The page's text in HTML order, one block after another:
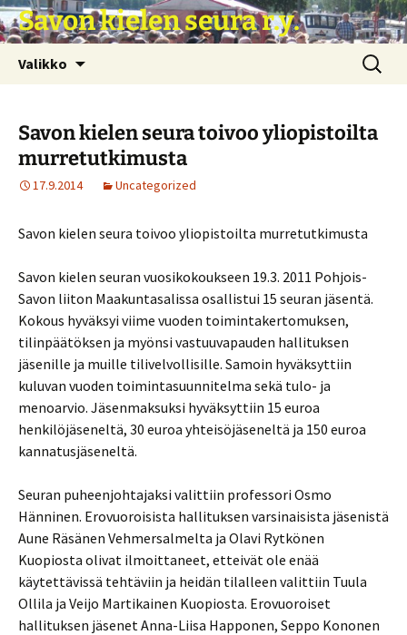
Siirry
sisältöön
Savon kielen seura r.y.
Valikko Haku:
Savon kielen seura toivoo yliopistoilta
murretutkimusta
17.9.2014 Uncategorized
Savon kielen seura toivoo yliopistoilta murretutkimusta
Savon kielen seuran vuosikokoukseen 19.3. 2011 Pohjois-
Savon liiton Maakuntasalissa osallistui 15 seuran jäsentä.
Kokous hyväksyi viime vuoden toimintakertomuksen,
tilinpäätöksen ja myönsi vastuuvapauden hallituksen
jäsenille ja muille tilivelvollisille. Samoin hyväksyttiin
kuluvan vuoden toimintasuunnitelma sekä tulo- ja
menoarvio. Jäsenmaksuksi hyväksyttiin 15 euroa
henkilöjäseneltä, 30 euroa yhteisöjäseneltä ja 150 euroa
kannatusjäseneltä.
Seuran puheenjohtajaksi valittiin professori Osmo
Hänninen. Erovuoroisista hallituksen varsinaisista jäsenistä
Aune Räsänen Vehmersalmelta ja Olavi Rytkönen
Kuopiosta olivat ilmoittaneet, etteivät ole enää
käytettävissä tehtäviin ja heidän tilalleen valittiin Tuula
Ollila ja Veijo Martikainen Kuopiosta. Erovuoroiset
hallituksen jäsenet Anna-Liisa Happonen, Seppo Kononen